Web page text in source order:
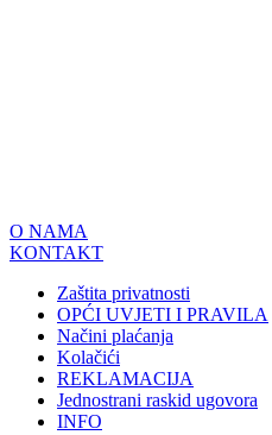
O NAMA
KONTAKT
Zaštita privatnosti
OPĆI UVJETI I PRAVILA
Načini plaćanja
Kolačići
REKLAMACIJA
Jednostrani raskid ugovora
INFO